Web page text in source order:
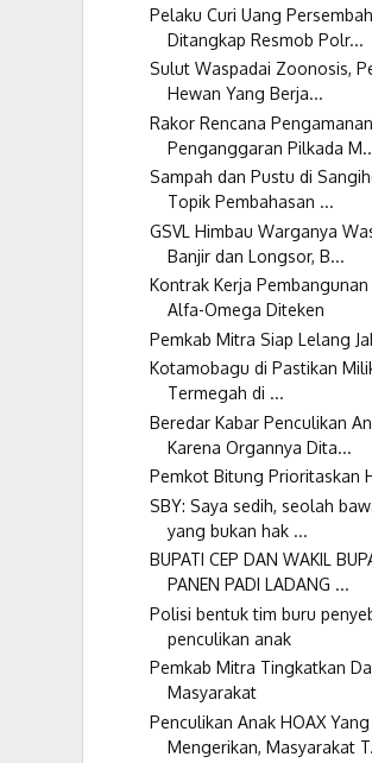
Pelaku Curi Uang
Ditangkap Resmob Polr...
Sulut Waspadai Zoonosis,
Hewan Yang Berja...
Rakor Rencana
Penganggaran Pilkada
Sampah dan Pustu di
Topik Pembahasan ...
GSVL Himbau Warganya
Banjir dan Longsor, B...
Kontrak Kerja
Alfa-Omega Diteken
Pemkab Mitra Siap Lelang
Kotamobagu di Pastikan
Termegah di ...
Beredar Kabar Penculikan
Karena Organnya Dita...
Pemkot Bitung Prioritaskan
SBY: Saya sedih, seolah
yang bukan hak ...
BUPATI CEP DAN WAKIL
PANEN PADI LADANG ...
Polisi bentuk tim buru
penculikan anak
Pemkab Mitra Tingkatkan
Masyarakat
Penculikan Anak HOAX Yang
Mengerikan, Masyarakat